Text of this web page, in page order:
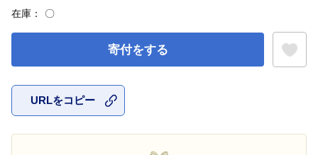
在庫： 〇
寄付をする
URLをコピー